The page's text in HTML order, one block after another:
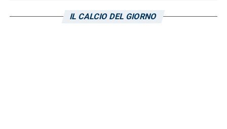
LA PLAYLIST DELLE NOSTRE TOP NEWS
IL CALCIO DEL GIORNO